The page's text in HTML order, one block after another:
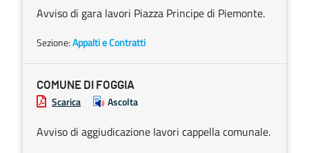
Avviso di gara lavori Piazza Principe di Piemonte.
Sezione:Appalti e Contratti
COMUNE DI FOGGIA
Scarica Ascolta
Avviso di aggiudicazione lavori cappella comunale.